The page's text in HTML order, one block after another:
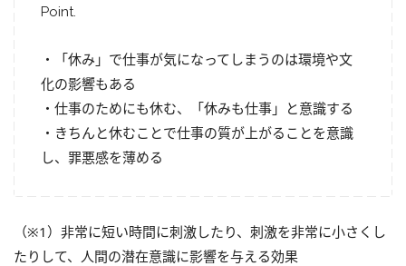
Point.
・「休み」で仕事が気になってしまうのは環境や文
化の影響もある
・仕事のためにも休む、「休みも仕事」と意識する
・きちんと休むことで仕事の質が上がることを意識
し、罪悪感を薄める
（※1）非常に短い時間に刺激したり、刺激を非常に小さくし
たりして、人間の潜在意識に影響を与える効果